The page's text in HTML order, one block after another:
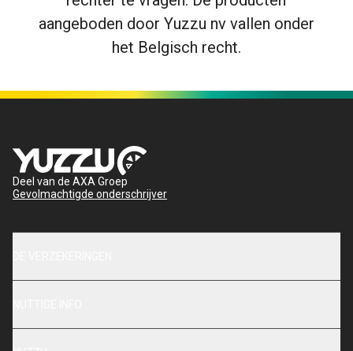
aangeboden door Yuzzu nv vallen onder
het Belgisch recht.
Deel van de AXA Groep
Gevolmachtigde onderschrijver